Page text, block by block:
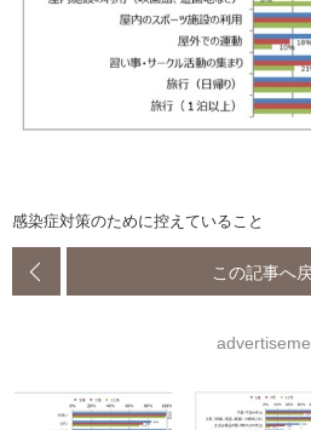
感染症対策のために控えていること
この記事へ